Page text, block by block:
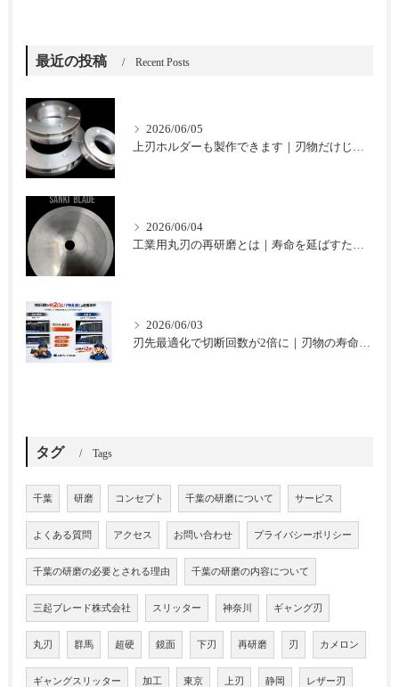
最近の投稿 Recent Posts
2026/06/05
2026/06/04
2026/06/03
タグ Tags
千葉 研磨 コンセプト 千葉の研磨について サービス
よくある質問 アクセス お問い合わせ プライバシーポリシー
千葉の研磨の必要とされる理由 千葉の研磨の内容について
三起ブレード株式会社 スリッター 神奈川 ギャング刃
丸刃 群馬 超硬 鏡面 下刃 再研磨 刃 カメロン
ギャングスリッター 加工 東京 上刃 静岡 レザー刃